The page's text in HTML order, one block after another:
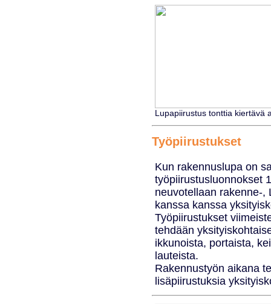
Lupapiirustus tonttia kiertävä
Työpiirustukset
Kun rakennuslupa on
työpiirustusluonnokset
neuvotellaan rakenne-,
kanssa kanssa
Työpiirustukset
tehdään
ikkunoista, portaista,
lauteista.
Rakennustyön aikana
lisäpiirustuksia